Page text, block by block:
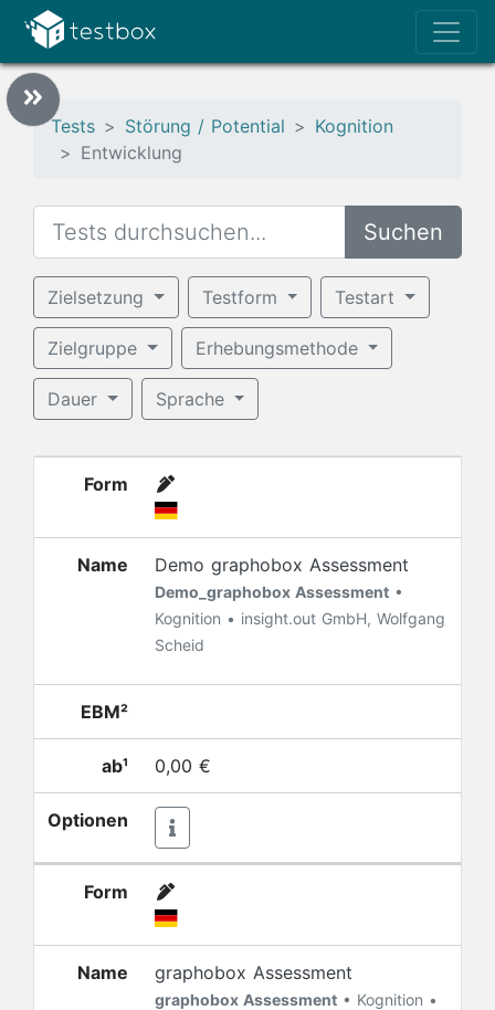
Tests Störung / Potential
Kognition
Entwicklung
Suchen
Zielsetzung Testform Testart
Zielgruppe Erhebungsmethode
Dauer Sprache
Form
Name Demo graphobox Assessment
Demo_graphobox Assessment •
Kognition • insight.out GmbH, Wolfgang
Scheid
EBM²
ab¹ 0,00 €
Optionen
Form
Name graphobox Assessment
graphobox Assessment • Kognition •